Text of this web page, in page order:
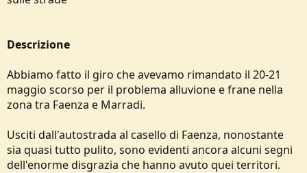
Descrizione
Abbiamo fatto il giro che avevamo rimandato il 20-21
maggio scorso per il problema alluvione e frane nella
zona tra Faenza e Marradi.
Usciti dall'autostrada al casello di Faenza, nonostante
sia quasi tutto pulito, sono evidenti ancora alcuni segni
dell'enorme disgrazia che hanno avuto quei territori.